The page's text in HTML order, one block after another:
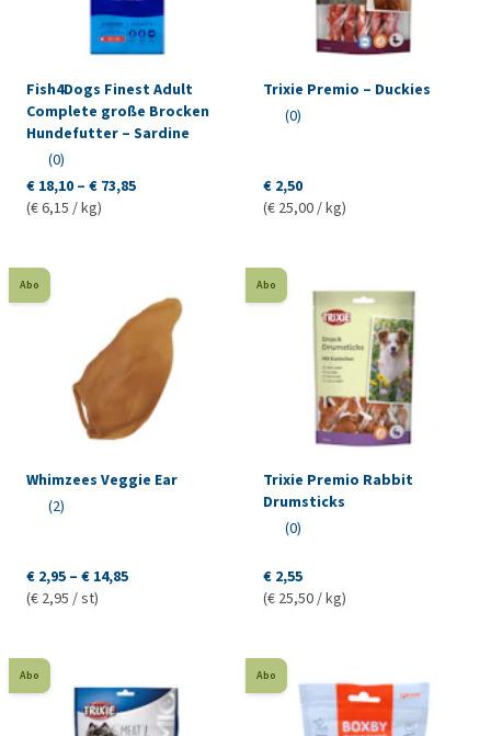
Fish4Dogs Finest Adult
Complete große Brocken
Hundefutter – Sardine
(0)
€ 18,10 – € 73,85
(€ 6,15 / kg)
Trixie Premio – Duckies
(0)
€ 2,50
(€ 25,00 / kg)
Abo
Whimzees Veggie Ear
(2)
€ 2,95 – € 14,85
(€ 2,95 / st)
Abo
Trixie Premio Rabbit
Drumsticks
(0)
€ 2,55
(€ 25,50 / kg)
Abo Abo